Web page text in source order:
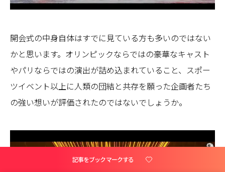
開会式の中身自体はすでに見ている方も多いのではない
かと思います。オリンピックならではの豪華なキャスト
やパリならではの演出が詰め込まれていること、スポー
ツイベント以上に人類の団結と共存を願った企画者たち
の強い想いが評価されたのではないでしょうか。
記事をブックマークする